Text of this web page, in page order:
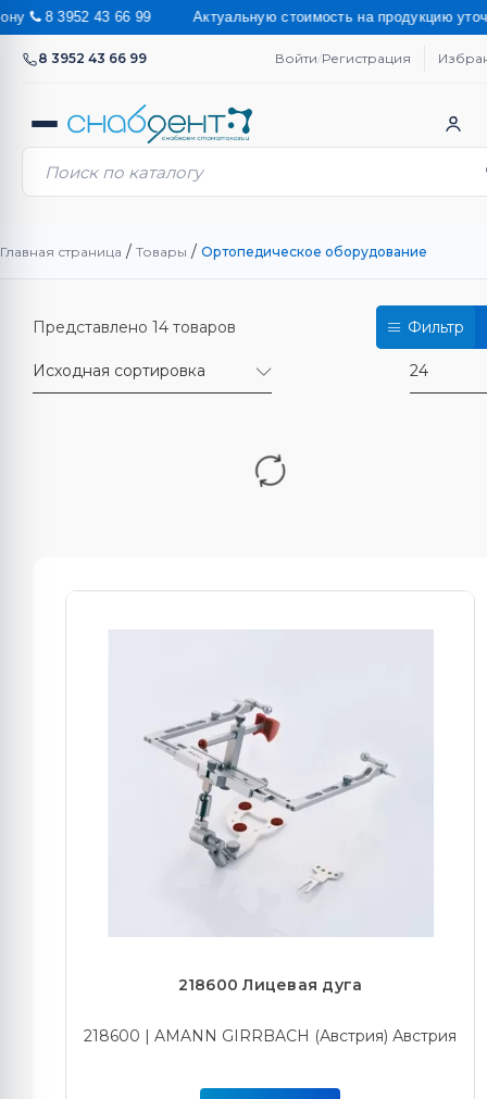
Актуальную стоимость на продукцию уточняйте у наших
8 3952 43 66 99 Войти/Регистрация
Главная страница / Товары / Ортопедическое оборудование
Представлено 14 товаров Фильтр
Исходная сортировка 24
218600 Лицевая дуга
218600 | AMANN GIRRBACH (Австрия) Австрия